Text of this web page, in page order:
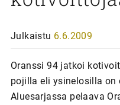
Julkaistu 6.6.2009
Oranssi 94 jatkoi
pojilla eli ysinelosilla on
Aluesarjassa pelaava